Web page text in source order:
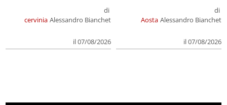
cervinia
di
Alessandro Bianchet
il 07/08/2026
Aosta
di
Alessandro Bianchet
il 07/08/2026